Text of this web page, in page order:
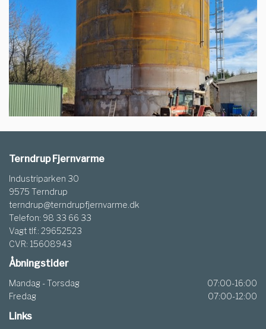
Terndrup Fjernvarme
Industriparken 30
9575 Terndrup
terndrup@terndrupfjernvarme.dk
Telefon: 98 33 66 33
Vagt tlf.: 29652523
CVR: 15608943
Åbningstider
Mandag - Torsdag
07:00-16:00
Fredag
07:00-12:00
Links